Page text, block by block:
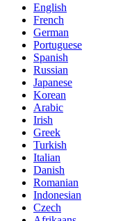
English
French
German
Portuguese
Spanish
Russian
Japanese
Korean
Arabic
Irish
Greek
Turkish
Italian
Danish
Romanian
Indonesian
Czech